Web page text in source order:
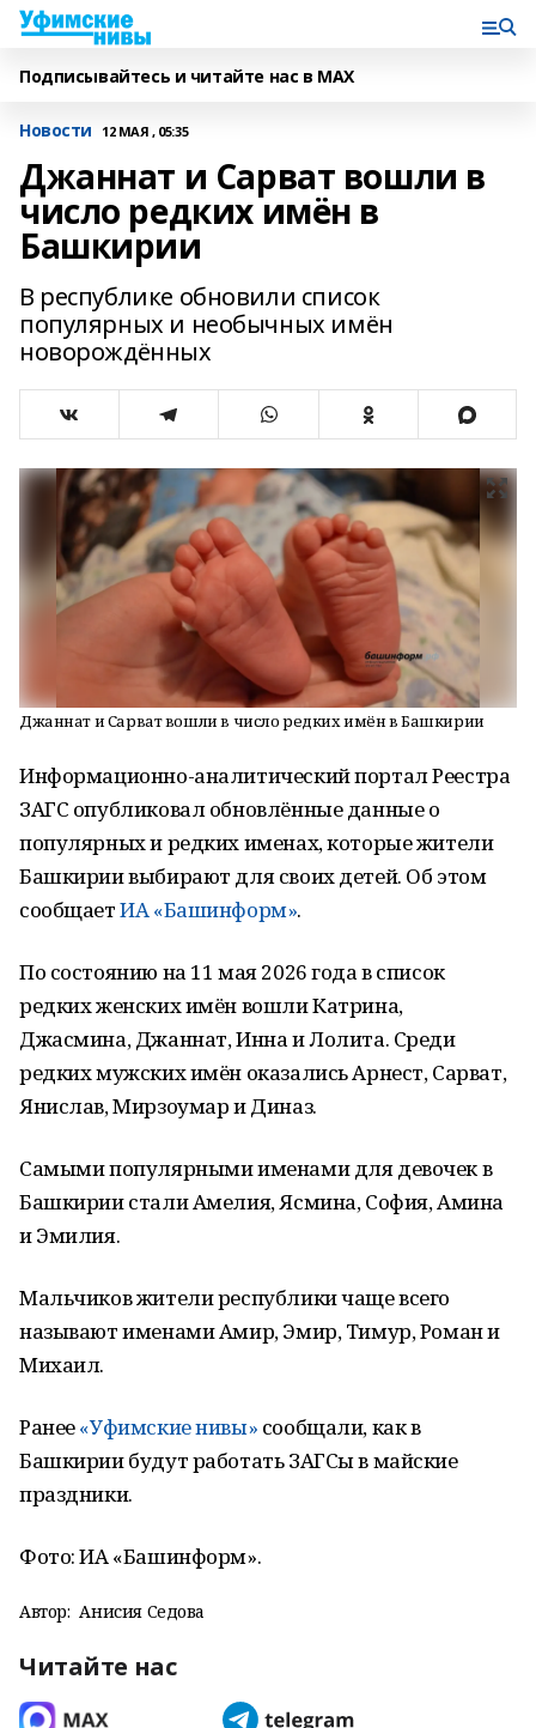
Подписывайтесь и читайте нас в MAX
Новости 12 МАЯ , 05:35
Джаннат и Сарват вошли в
число редких имён в
Башкирии
В республике обновили список
популярных и необычных имён
новорождённых
Джаннат и Сарват вошли в число редких имён в Башкирии
Информационно-аналитический портал Реестра
ЗАГС опубликовал обновлённые данные о
популярных и редких именах, которые жители
Башкирии выбирают для своих детей. Об этом
сообщаетИА «Башинформ».
По состоянию на 11 мая 2026 года в список
редких женских имён вошли Катрина,
Джасмина, Джаннат, Инна и Лолита. Среди
редких мужских имён оказались Арнест, Сарват,
Янислав, Мирзоумар и Диназ.
Самыми популярными именами для девочек в
Башкирии стали Амелия, Ясмина, София, Амина
и Эмилия.
Мальчиков жители республики чаще всего
называют именами Амир, Эмир, Тимур, Роман и
Михаил.
Ранее«Уфимские нивы» сообщали, как в
Башкирии будут работать ЗАГСы в майские
праздники.
Фото: ИА «Башинформ».
Автор: Анисия Седова
Читайте нас